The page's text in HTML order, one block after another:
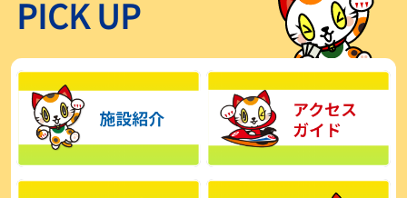
【とこなめボート】塚越海斗が優勝戦で脅威の伸びを披露する「合
2026年08月03日
【とこなめボート】広瀬凜は準優で見つかった課題の克服へ「結果
的に１着を取れればいい」
2026年08月03日
PICK UP